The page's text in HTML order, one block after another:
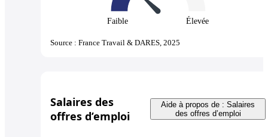
Faible Élevée
Source : France Travail & DARES, 2025
Salaires des
offres d’emploi
Aide à propos de : Salaires
des offres d’emploi